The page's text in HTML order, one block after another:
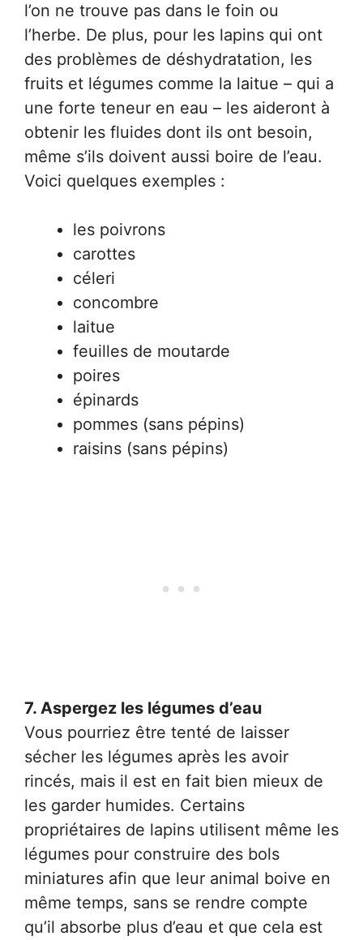
l’on ne trouve pas dans le foin ou
l’herbe. De plus, pour les lapins qui ont
des problèmes de déshydratation, les
fruits et légumes comme la laitue – qui a
une forte teneur en eau – les aideront à
obtenir les fluides dont ils ont besoin,
même s’ils doivent aussi boire de l’eau.
Voici quelques exemples :
les poivrons
carottes
céleri
concombre
laitue
feuilles de moutarde
poires
épinards
pommes (sans pépins)
raisins (sans pépins)
7. Aspergez les légumes d’eau
Vous pourriez être tenté de laisser
sécher les légumes après les avoir
rincés, mais il est en fait bien mieux de
les garder humides. Certains
propriétaires de lapins utilisent même les
légumes pour construire des bols
miniatures afin que leur animal boive en
même temps, sans se rendre compte
qu’il absorbe plus d’eau et que cela est